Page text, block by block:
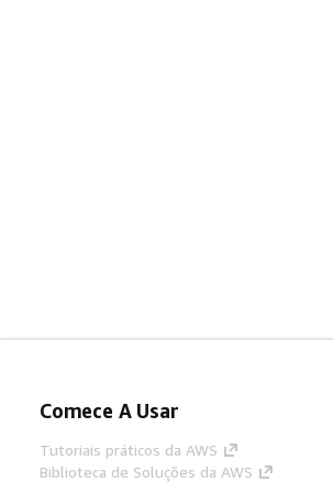
Comece A Usar
Tutoriais práticos da AWS
Biblioteca de Soluções da AWS